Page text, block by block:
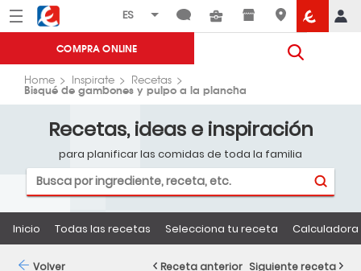
Menú Eroski
COMPRA ONLINE
Home Inspirate Recetas
Bisqué de gambones y pulpo a la plancha
Recetas, ideas e inspiración
para planificar las comidas de toda la familia
Inicio Todas las recetas Selecciona tu receta
Volver Receta anterior Siguiente receta